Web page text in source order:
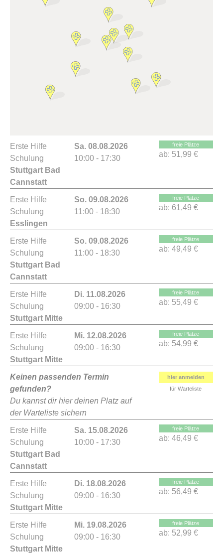
Erste Hilfe
Schulung
Stuttgart Bad
Cannstatt
Sa. 08.08.2026
10:00 - 17:30
freie Plätze
ab: 51,99 €
Erste Hilfe
Schulung
Esslingen
So. 09.08.2026
11:00 - 18:30
freie Plätze
ab: 61,49 €
Erste Hilfe
Schulung
Stuttgart Bad
Cannstatt
So. 09.08.2026
11:00 - 18:30
freie Plätze
ab: 49,49 €
Erste Hilfe
Schulung
Stuttgart Mitte
Di. 11.08.2026
09:00 - 16:30
freie Plätze
ab: 55,49 €
Erste Hilfe
Schulung
Stuttgart Mitte
Mi. 12.08.2026
09:00 - 16:30
freie Plätze
ab: 54,99 €
Keinen passenden Termin
gefunden?
Du kannst dir hier deinen Platz auf
der Warteliste sichern
hier anmelden
für Warteliste
Erste Hilfe
Schulung
Stuttgart Bad
Cannstatt
Sa. 15.08.2026
10:00 - 17:30
freie Plätze
ab: 46,49 €
Erste Hilfe
Schulung
Stuttgart Mitte
Di. 18.08.2026
09:00 - 16:30
freie Plätze
ab: 56,49 €
Erste Hilfe
Schulung
Stuttgart Mitte
Mi. 19.08.2026
09:00 - 16:30
freie Plätze
ab: 52,99 €